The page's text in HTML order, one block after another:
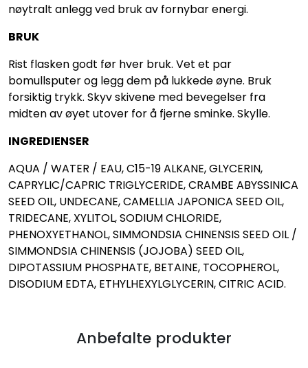
nøytralt anlegg ved bruk av fornybar energi.
BRUK
Rist flasken godt før hver bruk. Vet et par
bomullsputer og legg dem på lukkede øyne. Bruk
forsiktig trykk. Skyv skivene med bevegelser fra
midten av øyet utover for å fjerne sminke. Skylle.
INGREDIENSER
AQUA / WATER / EAU, C15-19 ALKANE, GLYCERIN,
CAPRYLIC/CAPRIC TRIGLYCERIDE, CRAMBE ABYSSINICA
SEED OIL, UNDECANE, CAMELLIA JAPONICA SEED OIL,
TRIDECANE, XYLITOL, SODIUM CHLORIDE,
PHENOXYETHANOL, SIMMONDSIA CHINENSIS SEED OIL /
SIMMONDSIA CHINENSIS (JOJOBA) SEED OIL,
DIPOTASSIUM PHOSPHATE, BETAINE, TOCOPHEROL,
DISODIUM EDTA, ETHYLHEXYLGLYCERIN, CITRIC ACID.
Anbefalte produkter